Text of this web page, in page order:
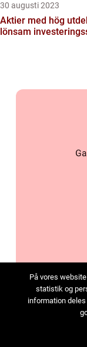
30 augusti 2023
Aktier med hög
lönsam
På vores
statistik og
information